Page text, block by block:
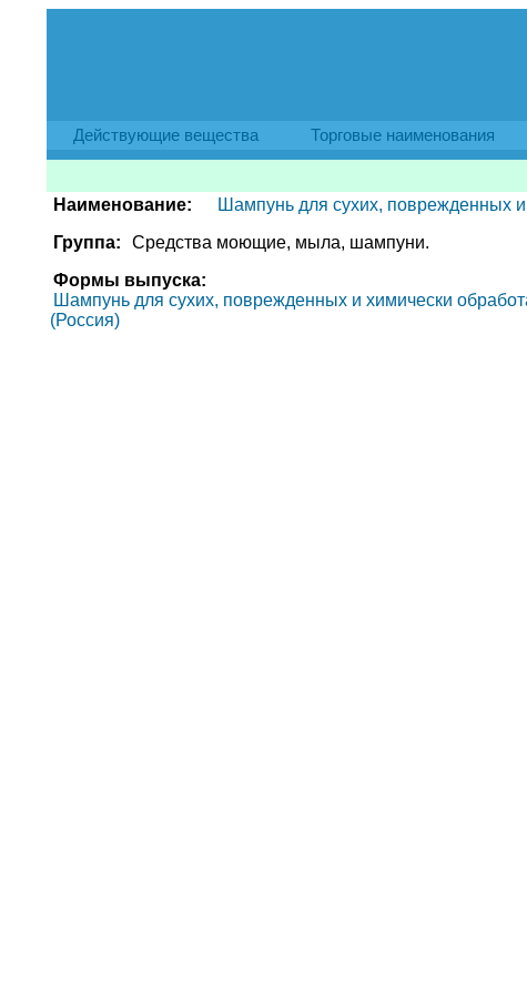
Действующие вещества Торговые наименования
Наименование:
Шампунь для сухих, поврежденных
Группа:
Средства моющие, мыла, шампуни.
Формы выпуска:
Шампунь для сухих, поврежденных и химически
(Россия)